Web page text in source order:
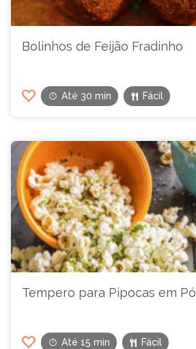
Bolinhos de Feijão Fradinho
Até 30 min Fácil
Tempero para Pipocas em Pó
Até 15 min Fácil